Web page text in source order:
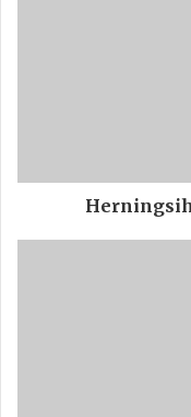
Herningsih